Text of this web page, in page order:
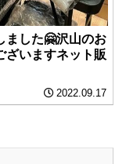
ました🤗沢山のお
ざいますネット販
2022.09.17